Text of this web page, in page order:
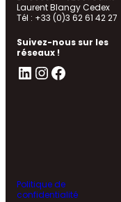
Laurent Blangy Cedex
Tél : +33 (0)3 62 61 42 27
Suivez-nous sur les
réseaux !
LinkedIn InstagramFacebook
Politique de
confidentialité